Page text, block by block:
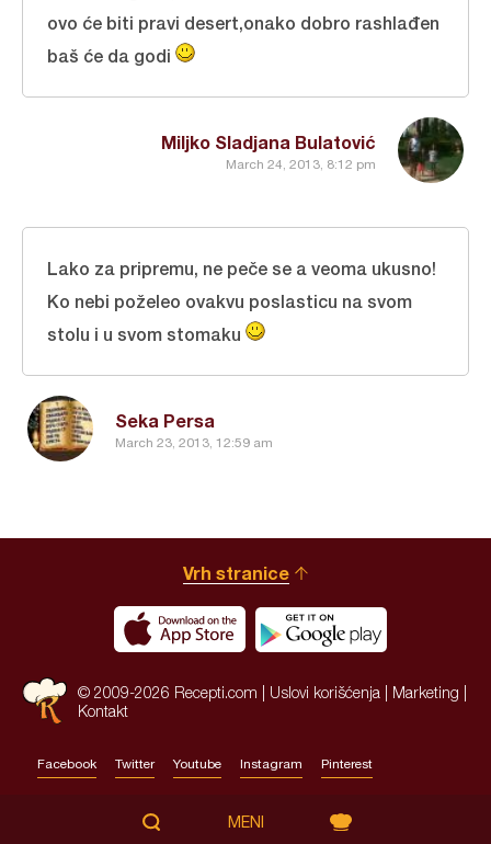
Miljko Sladjana Bulatović
March 24, 2013, 8:12 pm
ovo će biti pravi desert,onako dobro rashlađen
baš će da godi
Seka Persa
March 23, 2013, 12:59 am
Lako za pripremu, ne peče se a veoma ukusno!
Ko nebi poželeo ovakvu poslasticu na svom
stolu i u svom stomaku
Vrh stranice
© 2009-2026 Recepti.com | Uslovi korišćenja Marketing
Kontakt
Facebook Twitter Youtube Instagram Pinterest